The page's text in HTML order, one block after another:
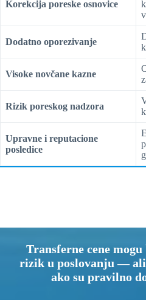
Korekcija poreske osnovice
Dodatno oporezivanje
Visoke novčane kazne
Rizik poreskog nadzora
Upravne i reputacione
posledice
Transferne cene
rizik u poslovanju — ali
ako su pravilno